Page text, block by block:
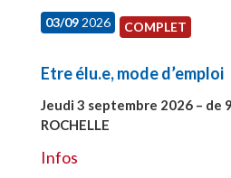
03/092026 COMPLET
Etre élu.e, mode d’emploi
Jeudi 3 septembre 2026 – de
ROCHELLE
Infos